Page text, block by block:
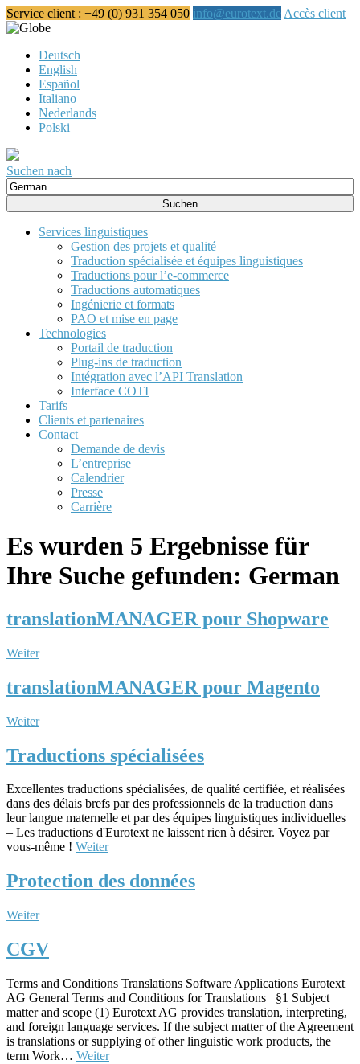
Service client : +49 (0) 931 354 050 info@eurotext.de Accès client
Deutsch
English
Español
Italiano
Nederlands
Polski
Suchen nach
Suche
nach:
Services linguistiques
Gestion des projets et qualité
Traduction spécialisée et équipes linguistiques
Traductions pour l’e-commerce
Traductions automatiques
Ingénierie et formats
PAO et mise en page
Technologies
Portail de traduction
Plug-ins de traduction
Intégration avec l’API Translation
Interface COTI
Tarifs
Clients et partenaires
Contact
Demande de devis
L’entreprise
Calendrier
Presse
Carrière
Es wurden 5 Ergebnisse für
Ihre Suche gefunden: German
translationMANAGER pour Shopware
Weiter
translationMANAGER pour Magento
Weiter
Traductions spécialisées
Excellentes traductions spécialisées, de qualité certifiée, et réalisées
dans des délais brefs par des professionnels de la traduction dans
leur langue maternelle et par des équipes linguistiques individuelles
– Les traductions d'Eurotext ne laissent rien à désirer. Voyez par
vous-même ! Weiter
Protection des données
Weiter
CGV
Terms and Conditions Translations Software Applications Eurotext
AG General Terms and Conditions for Translations §1 Subject
matter and scope (1) Eurotext AG provides translation, interpreting,
and foreign language services. If the subject matter of the Agreement
is translations or supplying of other linguistic work products, the
term Work… Weiter